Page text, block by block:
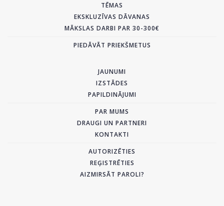
TĒMAS
EKSKLUZĪVAS DĀVANAS
MĀKSLAS DARBI PAR 30-300€
PIEDĀVĀT PRIEKŠMETUS
JAUNUMI
IZSTĀDES
PAPILDINĀJUMI
PAR MUMS
DRAUGI UN PARTNERI
KONTAKTI
AUTORIZĒTIES
REĢISTRĒTIES
AIZMIRSĀT PAROLI?